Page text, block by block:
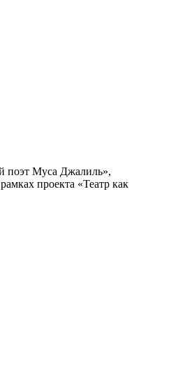
поэт Муса Джалиль»,
проекта «Театр как